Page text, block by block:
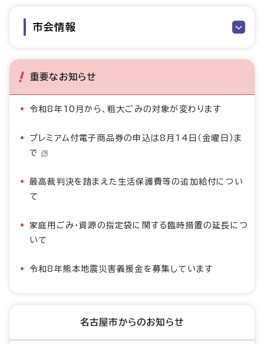
市会情報
重要なお知らせ
令和8年10月から、粗大ごみの対象が変わります
プレミアム付電子商品券の申込は8月14日（金曜日）ま
で
最高裁判決を踏まえた生活保護費等の追加給付につい
て
家庭用ごみ・資源の指定袋に関する臨時措置の延長につ
いて
令和8年熊本地震災害義援金を募集しています
名古屋市からのお知らせ